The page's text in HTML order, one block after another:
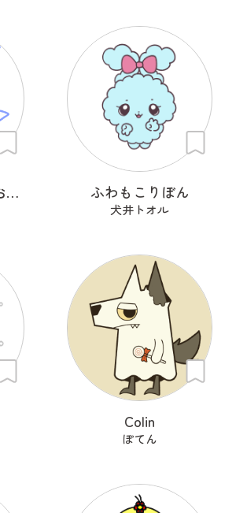
コウモリおばけのおばっと ふわもこりぼん
犬井トオル
Colin
ぽてん